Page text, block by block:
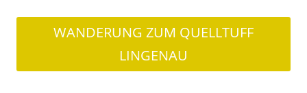
WANDERUNG ZUM QUELLTUFF
LINGENAU